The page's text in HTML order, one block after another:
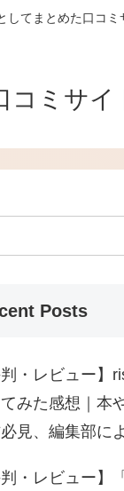
してまとめた口コ
コミサイ
Posts
判・レビュー】
みた感想｜本
見、編集部に
判・レビュー】